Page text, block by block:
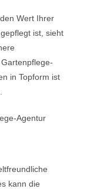
Wert Ihrer
ist, sieht
in Topform ist
kann die